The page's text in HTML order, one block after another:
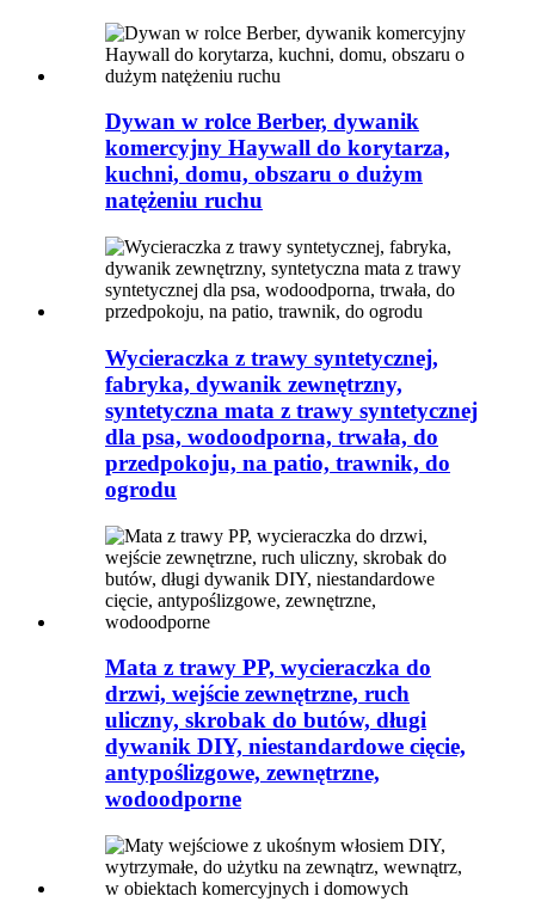
Dywan w rolce Berber, dywanik
komercyjny Haywall do korytarza,
kuchni, domu, obszaru o dużym
natężeniu ruchu
Wycieraczka z trawy syntetycznej,
fabryka, dywanik zewnętrzny,
syntetyczna mata z trawy syntetycznej
dla psa, wodoodporna, trwała, do
przedpokoju, na patio, trawnik, do
ogrodu
Mata z trawy PP, wycieraczka do
drzwi, wejście zewnętrzne, ruch
uliczny, skrobak do butów, długi
dywanik DIY, niestandardowe cięcie,
antypoślizgowe, zewnętrzne,
wodoodporne